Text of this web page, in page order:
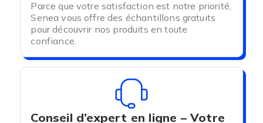
Parce que votre satisfaction est notre priorité,
Senea vous offre des échantillons gratuits
pour découvrir nos produits en toute
confiance.
Conseil d’expert en ligne – Votre